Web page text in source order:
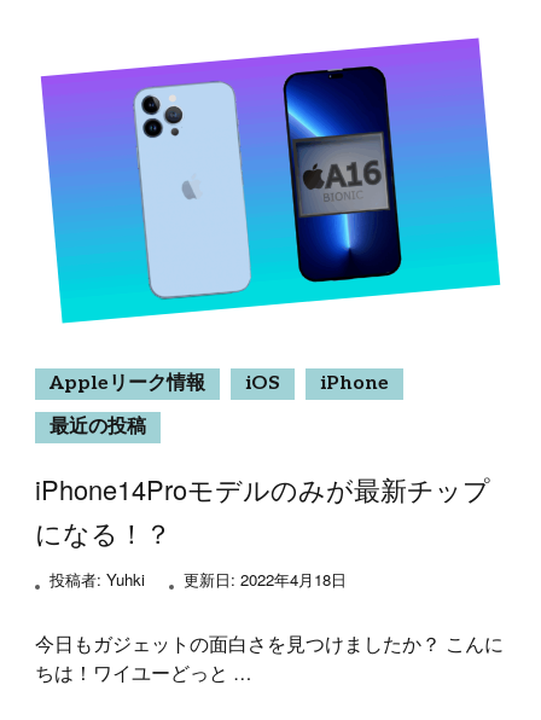
Appleリーク情報 iOS
iPhone
最近の投稿
iPhone14Proモデルのみが最新チップ
になる！？
投稿者: Yuhki 更新日: 2022年4月18日
今日もガジェットの面白さを見つけましたか？ こんに
ちは！ワイユーどっと …